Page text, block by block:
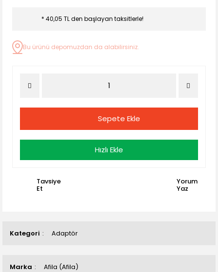
Kategori Adaptör
Marka Afila (Afila)
* 40,05 TL den başlayan taksitlerle!
Bu ürünü depomuzdan da alabilirsiniz.
Sepete Ekle
Hızlı Ekle
Tavsiye
Et
Yorum
Yaz